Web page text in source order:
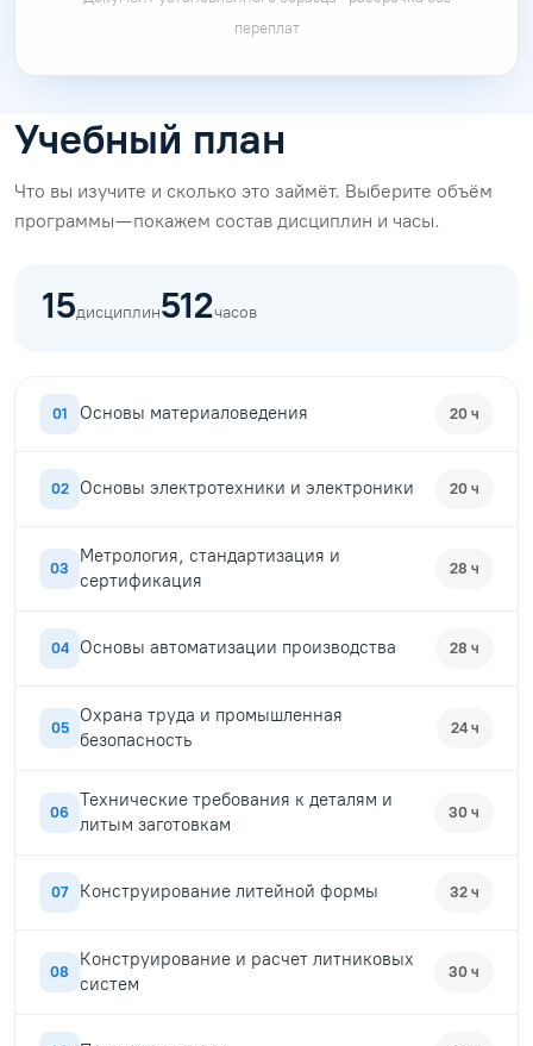
переплат
Учебный план
Что вы изучите и сколько это займёт. Выберите объём
программы — покажем состав дисциплин и часы.
15дисциплин512часов
01 Основы материаловедения 20 ч
02 Основы электротехники и электроники 20 ч
03
Метрология, стандартизация и
сертификация
28 ч
04 Основы автоматизации производства 28 ч
05
Охрана труда и промышленная
безопасность
24 ч
06
Технические требования к деталям и
литым заготовкам
30 ч
07 Конструирование литейной формы 32 ч
08
Конструирование и расчет литниковых
систем
30 ч